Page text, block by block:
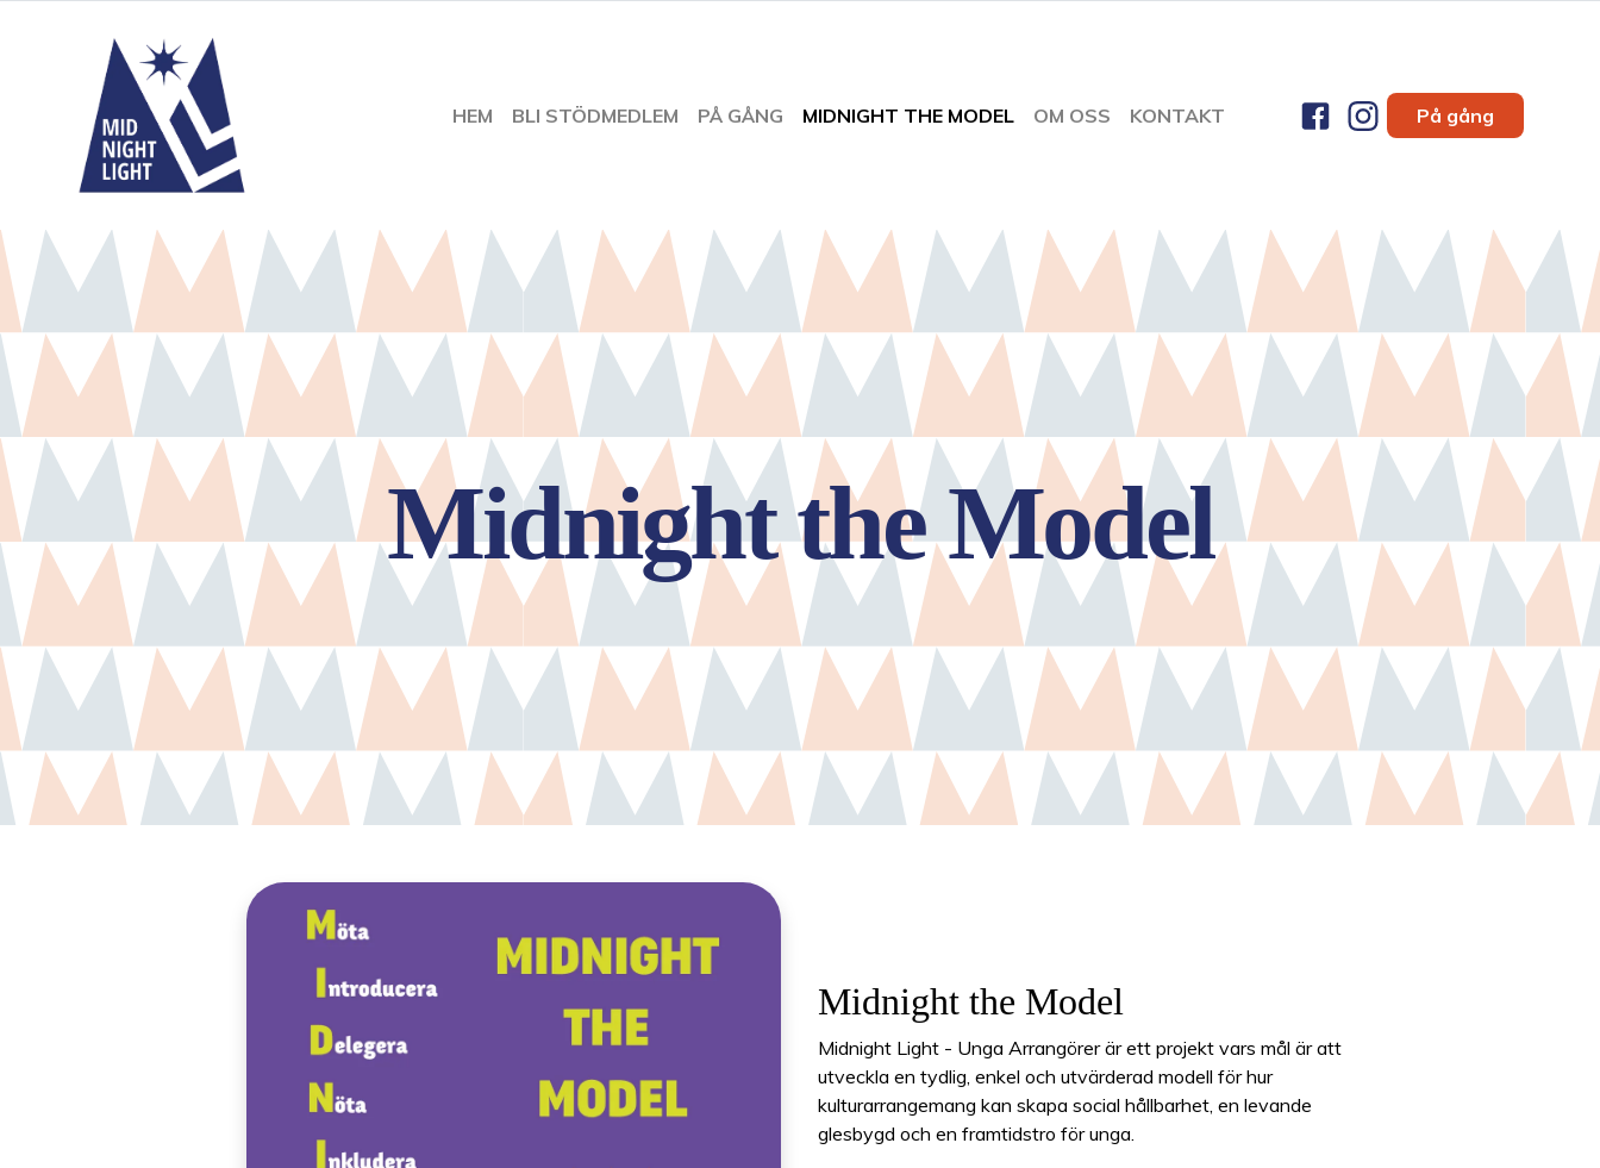
HEM BLI STÖDMEDLEM PÅ GÅNG MIDNIGHT THE MODEL OM OSS KONTAKT På gång
Midnight the Model
Midnight the Model
Midnight Light - Unga Arrangörer är ett projekt vars mål är att
utveckla en tydlig, enkel och utvärderad modell för hur
kulturarrangemang kan skapa social hållbarhet, en levande
glesbygd och en framtidstro för unga.